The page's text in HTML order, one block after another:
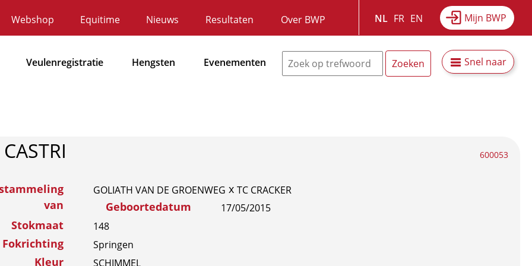
Mijn BWP
NL FR EN
navigatie
Webshop Equitime Nieuws Resultaten Over BWP
Hoofdnavigatie
Veulenregistratie Hengsten Evenementen Snel naar
van
GOLIATH VAN DE GROENWEG x TC CRACKER
Geboortedatum 17/05/2015
Stokmaat 148
Fokrichting Springen
Kleur SCHIMMEL
600053